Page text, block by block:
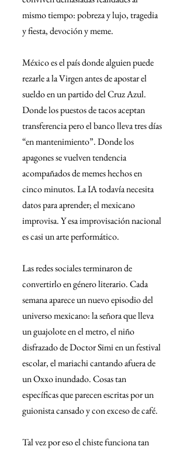
mismo tiempo: pobreza y lujo, tragedia
y fiesta, devoción y meme.
México es el país donde alguien puede
rezarle a la Virgen antes de apostar el
sueldo en un partido del Cruz Azul.
Donde los puestos de tacos aceptan
transferencia pero el banco lleva tres días
“en mantenimiento”. Donde los
apagones se vuelven tendencia
acompañados de memes hechos en
cinco minutos. La IA todavía necesita
datos para aprender; el mexicano
improvisa. Y esa improvisación nacional
es casi un arte performático.
Las redes sociales terminaron de
convertirlo en género literario. Cada
semana aparece un nuevo episodio del
universo mexicano: la señora que lleva
un guajolote en el metro, el niño
disfrazado de Doctor Simi en un festival
escolar, el mariachi cantando afuera de
un Oxxo inundado. Cosas tan
específicas que parecen escritas por un
guionista cansado y con exceso de café.
Tal vez por eso el chiste funciona tan